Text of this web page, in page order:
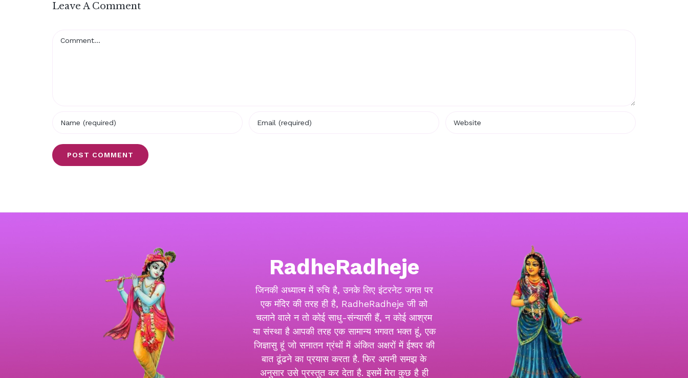
Leave A Comment
RadheRadheje
जिनकी अध्यात्म में रुचि है, उनके लिए इंटरनेट जगत पर
एक मंदिर की तरह ही है, RadheRadheje जी को
चलाने वाले न तो कोई साधु-संन्यासी हैं, न कोई आश्रम
या संस्था है आपकी तरह एक सामान्य भगवत भक्त हूं, एक
जिज्ञासु हूं जो सनातन ग्रंथों में अंकित अक्षरों में ईश्वर की
बात ढूंढने का प्रयास करता है. फिर अपनी समझ के
अनुसार उसे प्रस्तुत कर देता है. इसमें मेरा कुछ है ही